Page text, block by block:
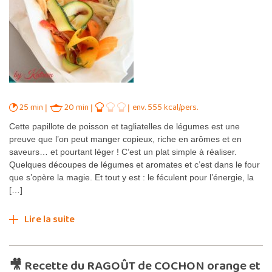
25 min 20 min env. 555 kcal/pers.
Cette papillote de poisson et tagliatelles de légumes est une
preuve que l’on peut manger copieux, riche en arômes et en
saveurs… et pourtant léger ! C’est un plat simple à réaliser.
Quelques découpes de légumes et aromates et c’est dans le four
que s’opère la magie. Et tout y est : le féculent pour l’énergie, la
[…]
Lire la suite
🎥 Recette du RAGOÛT de COCHON orange et